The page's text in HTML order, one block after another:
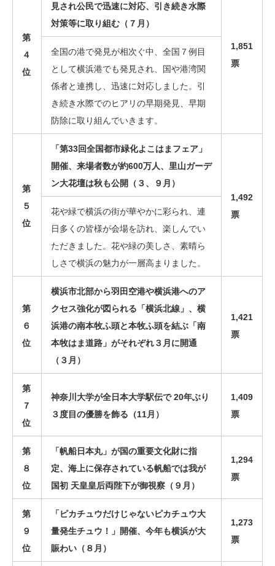
第
４
位
見され公民で迅速に対応、引き続き水際
対策等に取り組む（７月）
1,851
票
全国の港で発見が相次ぐ中、全国７例目
として横浜港でも発見され、国や港湾関
係者と連携し、迅速に対応しました。引
き続き水際でのヒアリの早期発見、早期
防除に取り組んでいきます。
第
５
位
「第33回全国都市緑化よこはまフェア」
開催、来場者数が約600万人、里山ガーデ
ン大花壇は秋も公開（３、９月）
1,492
票
花や緑で横浜の街が華やかに彩られ、連
日多くの皆様が会場を訪れ、楽しんでい
ただきました。花や緑の美しさ、素晴ら
しさで横浜の魅力が一層高まりました。
第
６
位
横浜市北部から羽田空港や横浜港へのア
クセス強化が図られる「横浜北線」、横
浜港の南本牧ふ頭と本牧ふ頭を結ぶ「南
本牧はま道路」がそれぞれ３月に開通
（３月）
1,421
票
第
７
位
神奈川大学が全日本大学駅伝で 20年ぶり
３度目の優勝を飾る（11月）
1,409
票
第
８
位
「帆船日本丸」が国の重要文化財に指
定、海上に保存されている帆船では我が
国初 天皇皇后両陛下が御視察（９月）
1,294
票
第
９
位
「ピカチュウだけじゃないピカチュウ大
量発生チュウ！」開催、今年も横浜が大
賑わい（８月）
1,273
票